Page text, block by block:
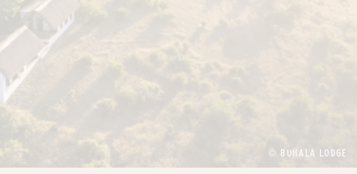
© BUHALA LODGE